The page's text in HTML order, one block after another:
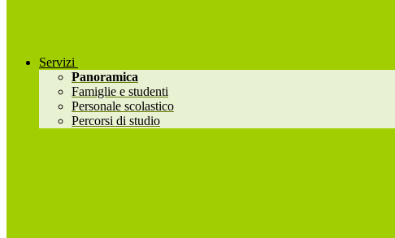
Servizi
Panoramica
Famiglie e studenti
Personale scolastico
Percorsi di studio